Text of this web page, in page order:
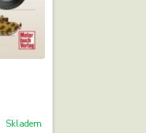
Skladem